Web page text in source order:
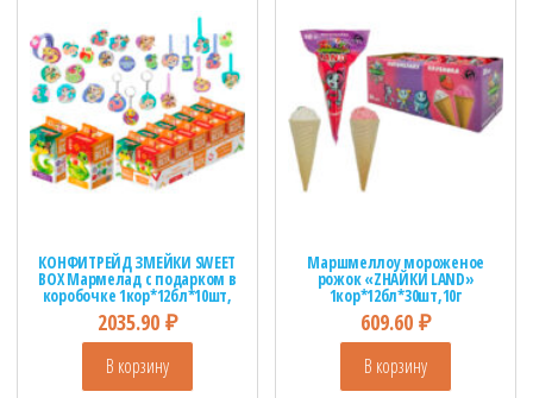
КОНФИТРЕЙД ЗМЕЙКИ SWEET
BOX Мармелад с подарком в
коробочке 1кор*12бл*10шт,
10г.
2035.90 ₽
В корзину
Маршмеллоу мороженое
рожок «ZНАЙКИ LAND»
1кор*12бл*30шт,10г
609.60₽
В корзину